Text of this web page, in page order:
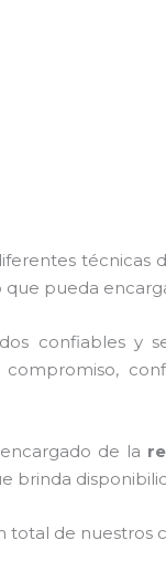
técnicas
pueda
confiables y
de la
brinda
total de nuestros